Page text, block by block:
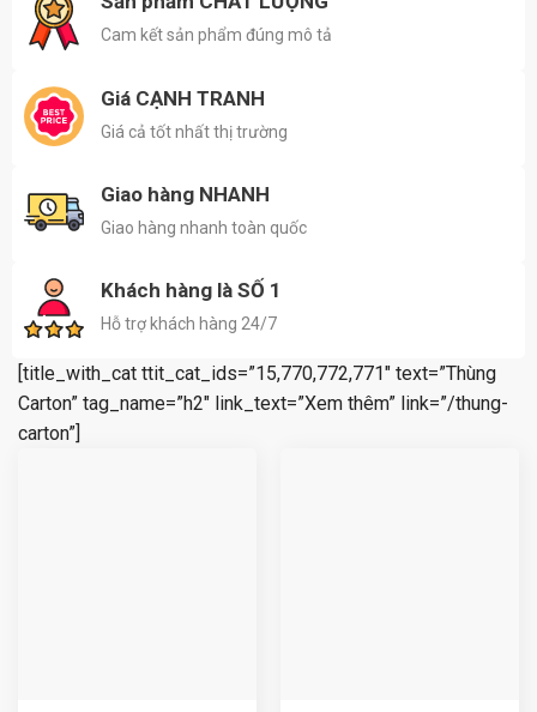
Cam kết sản phẩm đúng mô tả
Giá CẠNH TRANH
Giá cả tốt nhất thị trường
Giao hàng NHANH
Giao hàng nhanh toàn quốc
Khách hàng là SỐ 1
Hỗ trợ khách hàng 24/7
[title_with_cat ttit_cat_ids=”15,770,772,771″ text=”Thùng
Carton” tag_name=”h2″ link_text=”Xem thêm” link=”/thung-
carton”]